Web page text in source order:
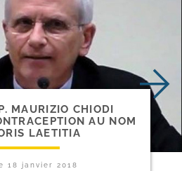
MAURIZIO CHIODI
AU NOM
LAETITIA
18 janvier 2018